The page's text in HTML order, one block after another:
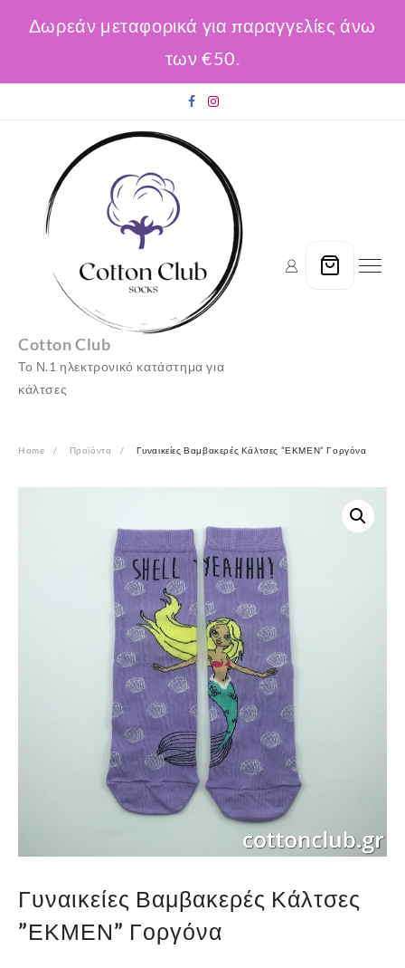
Δωρεάν μεταφορικά για παραγγελίες άνω
των €50.
Cotton Club
Το Ν.1 ηλεκτρονικό κατάστημα για
κάλτσες
Home Προϊόντα Γυναικείες Βαμβακερές Κάλτσες ”ΕΚΜΕΝ” Γοργόνα
Γυναικείες Βαμβακερές Κάλτσες
”ΕΚΜΕΝ” Γοργόνα